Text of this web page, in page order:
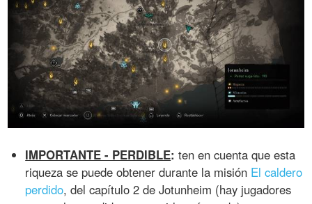
IMPORTANTE - PERDIBLE: ten en cuenta que esta
riqueza se puede obtener durante la misión El caldero
perdido, del capítulo 2 de Jotunheim (hay jugadores